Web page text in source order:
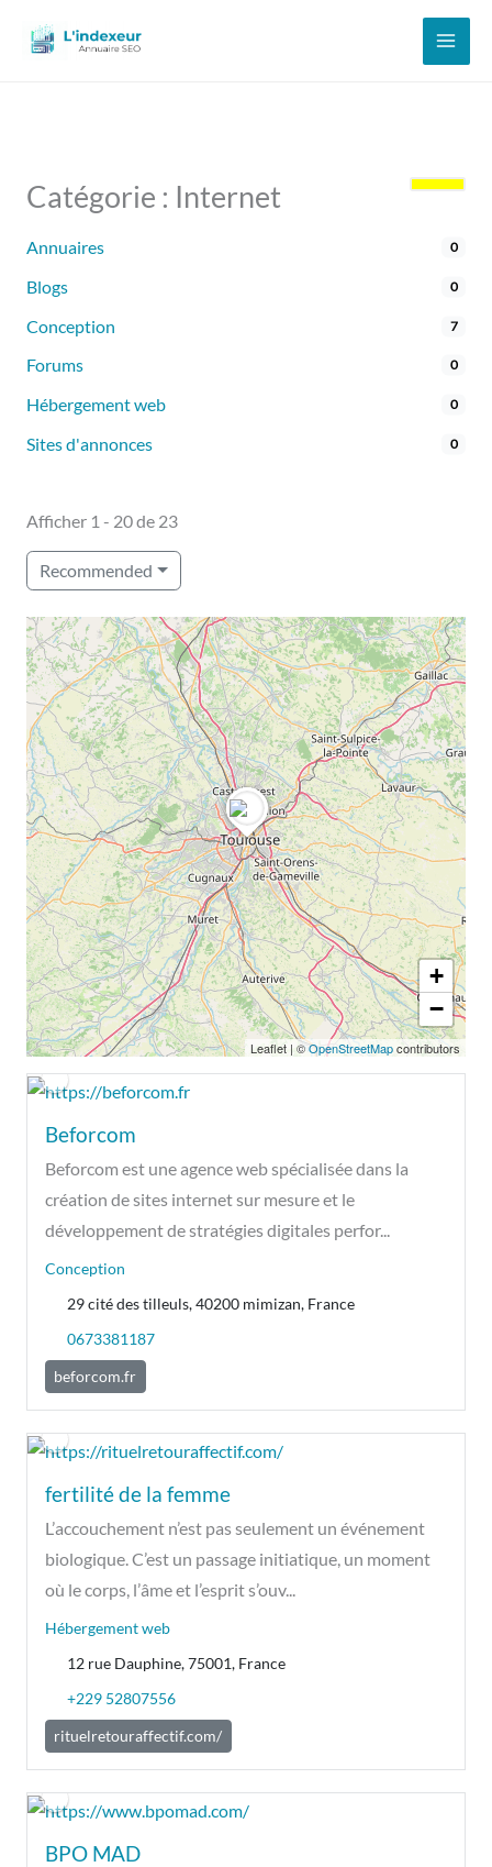
Catégorie : Internet
Annuaires 0
Blogs 0
Conception 7
Forums 0
Hébergement web 0
Sites d'annonces 0
Afficher 1 - 20 de 23
Recommended
Beforcom
Beforcom est une agence web spécialisée dans la
création de sites internet sur mesure et le
développement de stratégies digitales perfor...
Conception
29 cité des tilleuls, 40200 mimizan, France
0673381187
beforcom.fr
fertilité de la femme
L’accouchement n’est pas seulement un événement
biologique. C’est un passage initiatique, un moment
où le corps, l’âme et l’esprit s’ouv...
Hébergement web
12 rue Dauphine, 75001, France
+229 52807556
rituelretouraffectif.com/
BPO MAD
+
−
Leaflet | ©OpenStreetMapcontributors